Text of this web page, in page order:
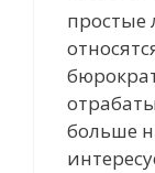
больше